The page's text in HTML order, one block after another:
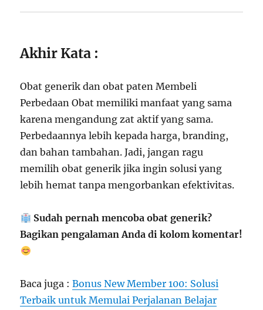
Akhir Kata :
Obat generik dan obat paten Membeli
Perbedaan Obat memiliki manfaat yang sama
karena mengandung zat aktif yang sama.
Perbedaannya lebih kepada harga, branding,
dan bahan tambahan. Jadi, jangan ragu
memilih obat generik jika ingin solusi yang
lebih hemat tanpa mengorbankan efektivitas.
Sudah pernah mencoba obat generik?
Bagikan pengalaman Anda di kolom komentar!
Baca juga :Bonus New Member 100: Solusi
Terbaik untuk Memulai Perjalanan Belajar